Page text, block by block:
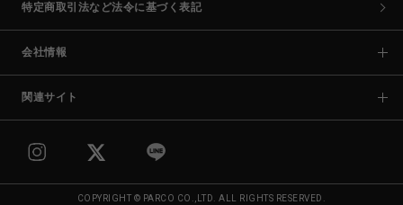
特定商取引法など法令に基づく表記
会社情報
関連サイト
COPYRIGHT © PARCO CO.,LTD. ALL RIGHTS RESERVED.